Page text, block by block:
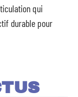
qui
durable pour